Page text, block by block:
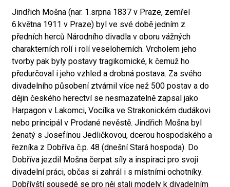
Jindřich Mošna (nar. 1.srpna 1837 v Praze, zemřel
6.května 1911 v Praze) byl ve své době jedním z
předních herců Národního divadla v oboru vážných
charakterních rolí i rolí veseloherních. Vrcholem jeho
tvorby pak byly postavy tragikomické, k čemuž ho
předurčoval i jeho vzhled a drobná postava. Za svého
divadelního působení ztvárnil více než 500 postav a do
dějin českého herectví se nesmazatelně zapsal jako
Harpagon v Lakomci, Vocílka ve Strakonickém dudákovi
nebo principál v Prodané nevěstě. Jindřich Mošna byl
ženatý s Josefínou Jedličkovou, dcerou hospodského a
řezníka z Dobříva č.p. 48 (dnešní Stará hospoda). Do
Dobříva jezdil Mošna čerpat síly a inspiraci pro svoji
divadelní práci, občas si zahrál i s místními ochotníky.
Dobřívští sousedé se pro něj stali modely k divadelním